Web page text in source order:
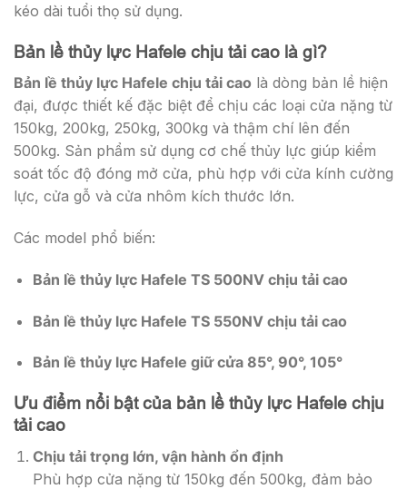
kéo dài tuổi thọ sử dụng.
Bản lề thủy lực Hafele chịu tải cao là gì?
Bản lề thủy lực Hafele chịu tải cao là dòng bản lề hiện
đại, được thiết kế đặc biệt để chịu các loại cửa nặng từ
150kg, 200kg, 250kg, 300kg và thậm chí lên đến
500kg. Sản phẩm sử dụng cơ chế thủy lực giúp kiểm
soát tốc độ đóng mở cửa, phù hợp với cửa kính cường
lực, cửa gỗ và cửa nhôm kích thước lớn.
Các model phổ biến:
Bản lề thủy lực Hafele TS 500NV chịu tải cao
Bản lề thủy lực Hafele TS 550NV chịu tải cao
Bản lề thủy lực Hafele giữ cửa 85°, 90°, 105°
Ưu điểm nổi bật của bản lề thủy lực Hafele chịu
tải cao
Chịu tải trọng lớn, vận hành ổn định
Phù hợp cửa nặng từ 150kg đến 500kg, đảm bảo